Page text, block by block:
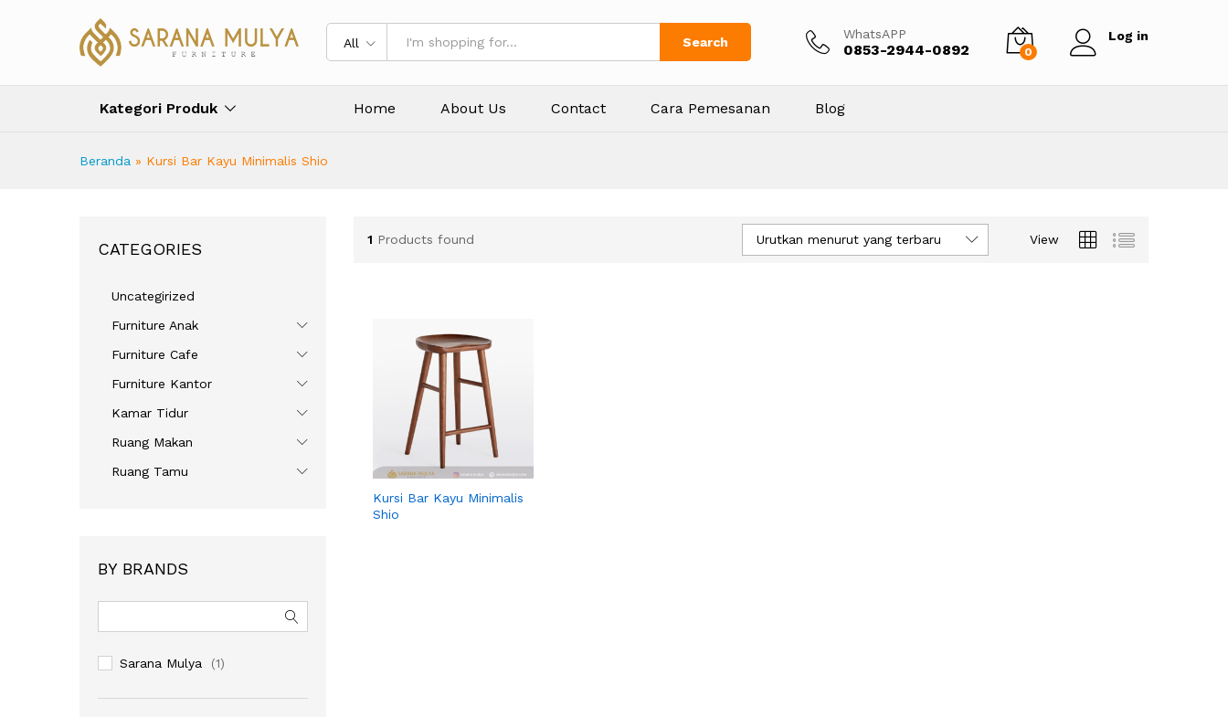
All Search
WhatsAPP
0853-2944-0892 0
Log in
Kategori Produk Home About Us Contact Cara Pemesanan Blog
Beranda » Kursi Bar Kayu Minimalis Shio
1 Products found View
Urutkan menurut yang terbaru
Kursi Bar Kayu Minimalis
Shio
CATEGORIES
Uncategirized
Furniture Anak
Furniture Cafe
Furniture Kantor
Kamar Tidur
Ruang Makan
Ruang Tamu
BY BRANDS
Sarana Mulya (1)